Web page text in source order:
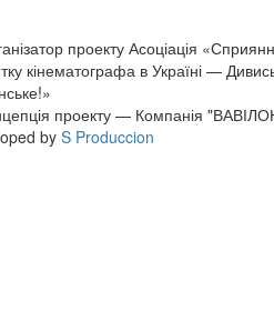
проекту Асоціація
кінематографа в Україні —
проекту — Компанія
by S Produccion